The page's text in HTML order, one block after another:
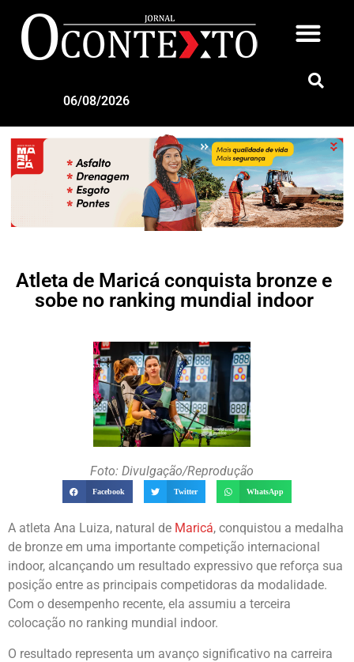
06/08/2026
Atleta de Maricá conquista bronze e
sobe no ranking mundial indoor
Foto: Divulgação/Reprodução
Facebook Twitter WhatsApp
A atleta Ana Luiza, natural de Maricá, conquistou a medalha
de bronze em uma importante competição internacional
indoor, alcançando um resultado expressivo que reforça sua
posição entre as principais competidoras da modalidade.
Com o desempenho recente, ela assumiu a terceira
colocação no ranking mundial indoor.
O resultado representa um avanço significativo na carreira